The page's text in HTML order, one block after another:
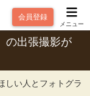
会員登録
メニュー
の出張撮影が
しい人とフォトグラ